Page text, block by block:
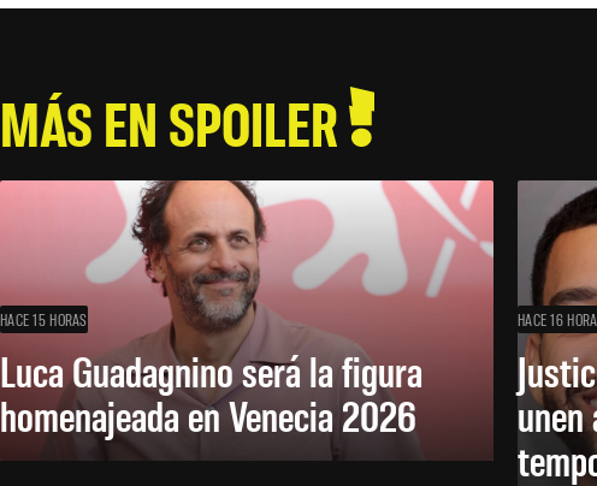
MÁS EN SPOILER
HACE 15 HORAS
Luca Guadagnino será la figura
homenajeada en Venecia 2026
HACE 16
unen